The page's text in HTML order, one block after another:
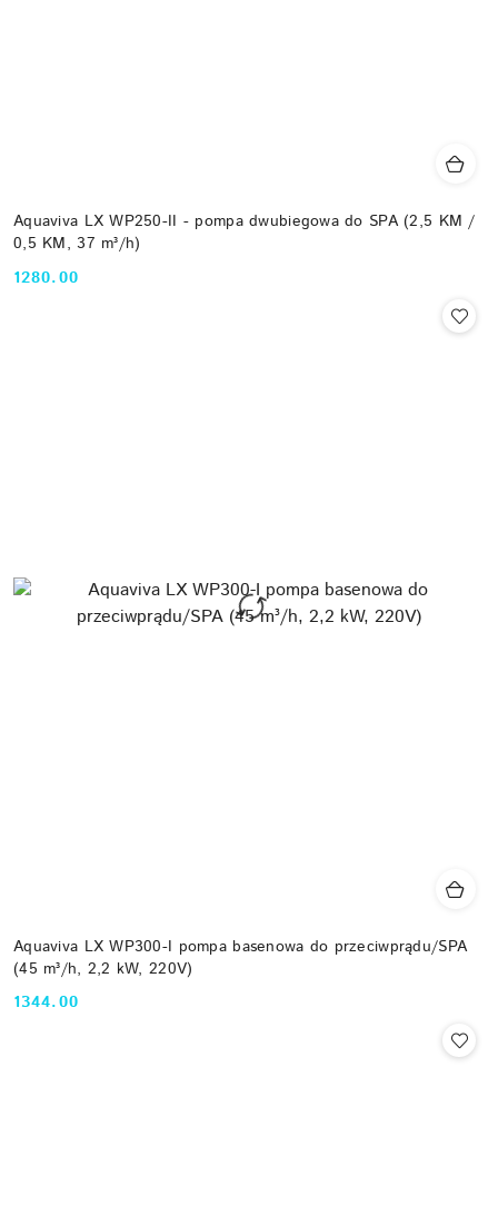
Aquaviva LX WP250-II - pompa dwubiegowa do SPA (2,5 KM /
0,5 KM, 37 m³/h)
Cena:
1280.00
Aquaviva LX WP300-I pompa basenowa do przeciwprądu/SPA
(45 m³/h, 2,2 kW, 220V)
Cena:
1344.00